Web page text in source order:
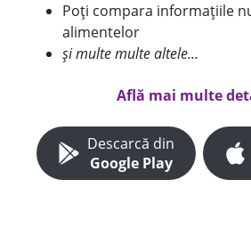
Poți compara informațiile
alimentelor
și multe multe altele...
Află mai multe
Descarcă din
Google Play